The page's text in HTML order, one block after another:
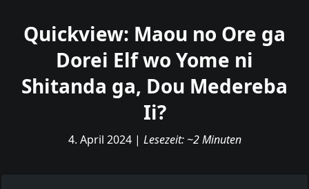
Quickview: Maou no Ore ga
Dorei Elf wo Yome ni
Shitanda ga, Dou Medereba
Ii?
4. April 2024| Lesezeit: ~2 Minuten